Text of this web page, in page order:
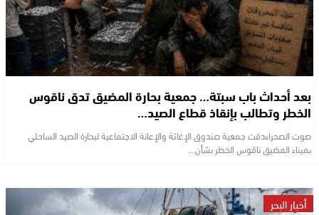
بعد أحداث باب سبتة… جمعية بحارة المضيق تدق ناقوس
الخطر وتطالب بإنقاذ قطاع الصيد…
صوت الصحراءدقت جمعية صندوق الإغاثة والإعانة الاجتماعية لبحارة الصيد الساحلي
بميناء المضيق ناقوس الخطر بشأن…
أخبار البحر